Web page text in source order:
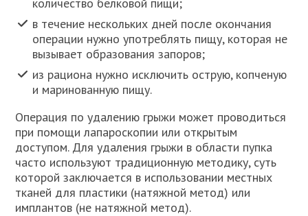
в течение нескольких дней после окончания
операции нужно употреблять пищу, которая не
вызывает образования запоров;
из рациона нужно исключить острую, копченую
и маринованную пищу.
Операция по удалению грыжи может проводиться
при помощи лапароскопии или открытым
доступом. Для удаления грыжи в области пупка
часто используют традиционную методику, суть
которой заключается в использовании местных
тканей для пластики (натяжной метод) или
имплантов (не натяжной метод).